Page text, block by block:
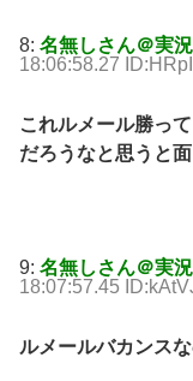
8: 名無しさん＠実
18:06:58.27
これルメール勝っ
だろうなと思うと
9: 名無しさん＠実
18:07:57.45
ルメールバカンス